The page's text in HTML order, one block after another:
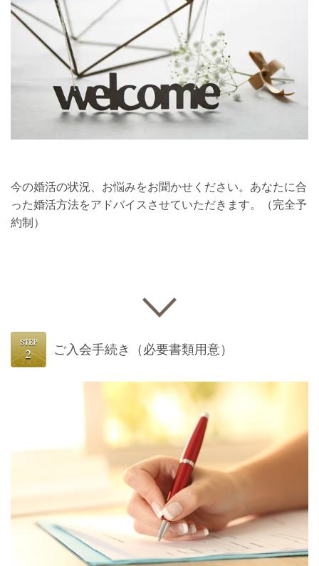
今の婚活の状況、お悩みをお聞かせください。あなたに合
った婚活方法をアドバイスさせていただきます。（完全予
約制）
ご入会手続き（必要書類用意）